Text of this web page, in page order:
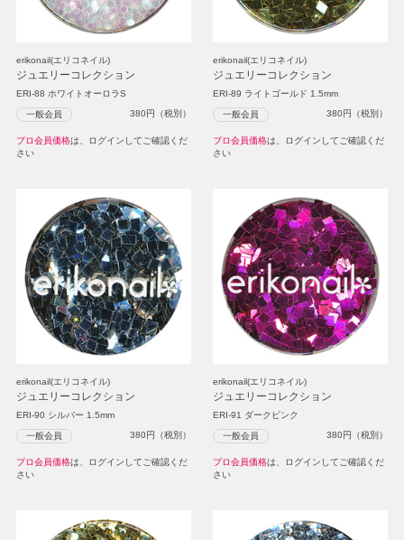
erikonail(エリコネイル)
ジュエリーコレクション
ERI-88 ホワイトオーロラS
一般会員 380円（税別）
プロ会員価格は、ログインしてご確認くだ
さい
erikonail(エリコネイル)
ジュエリーコレクション
ERI-89 ライトゴールド 1.5mm
一般会員 380円（税別）
プロ会員価格は、ログインしてご確認くだ
さい
erikonail(エリコネイル)
ジュエリーコレクション
ERI-90 シルバー 1.5mm
一般会員 380円（税別）
プロ会員価格は、ログインしてご確認くだ
さい
erikonail(エリコネイル)
ジュエリーコレクション
ERI-91 ダークピンク
一般会員 380円（税別）
プロ会員価格は、ログインしてご確認くだ
さい